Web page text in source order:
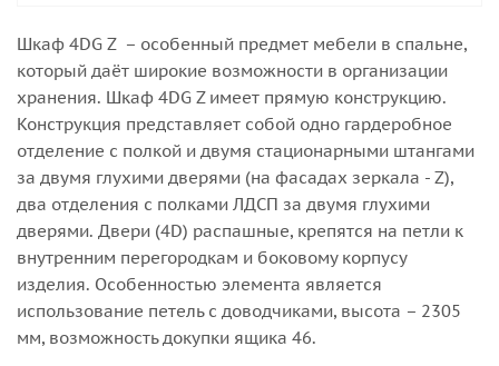
Шкаф 4DG Z – особенный предмет мебели в спальне,
который даёт широкие возможности в организации
хранения. Шкаф 4DG Z имеет прямую конструкцию.
Конструкция представляет собой одно гардеробное
отделение с полкой и двумя стационарными штангами
за двумя глухими дверями (на фасадах зеркала - Z),
два отделения с полками ЛДСП за двумя глухими
дверями. Двери (4D) распашные, крепятся на петли к
внутренним перегородкам и боковому корпусу
изделия. Особенностью элемента является
использование петель с доводчиками, высота – 2305
мм, возможность докупки ящика 46.